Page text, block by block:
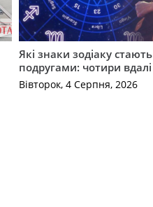
Які знаки зодіаку
подругами: чотири
Вівторок, 4 Серпня, 2026